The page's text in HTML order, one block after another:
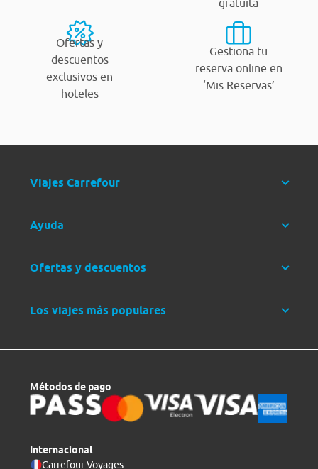
Ofertas y
descuentos
exclusivos en
hoteles
Gestiona tu
reserva online en
‘Mis Reservas’
Viajes Carrefour
Ayuda
Ofertas y descuentos
Los viajes más populares
Métodos de pago
Internacional
Carrefour Voyages